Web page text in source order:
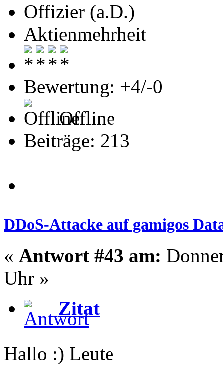
Offizier (a.D.)
Aktienmehrheit
Bewertung: +4/-0
Offline
Beiträge: 213
DDoS-Attacke auf gamigos
« Antwort #43 am:
Uhr »
Zitat
Hallo :) Leute